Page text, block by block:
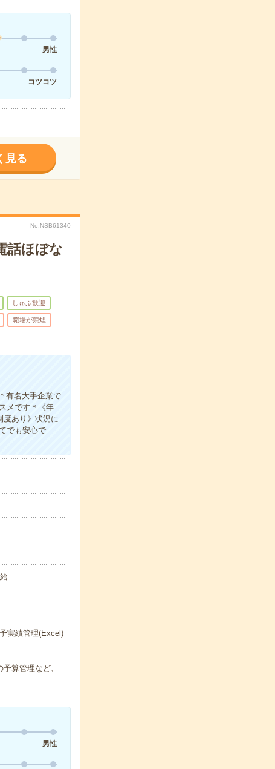
男性
コツコツ
見る
No.NSB61340
話ほぼな
しゅふ歓迎
職場が禁煙
有名大手企業で
メです＊《年
度あり》状況に
でも安心で
実績管理(Excel)
算管理など、
男性